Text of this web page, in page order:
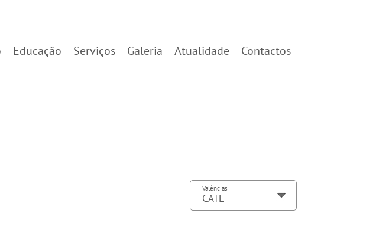
Educação Serviços Galeria Atualidade Contactos
Valências